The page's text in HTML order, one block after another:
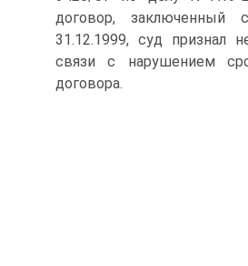
договор, заключенный
31.12.1999, суд признал
связи с нарушением
договора.